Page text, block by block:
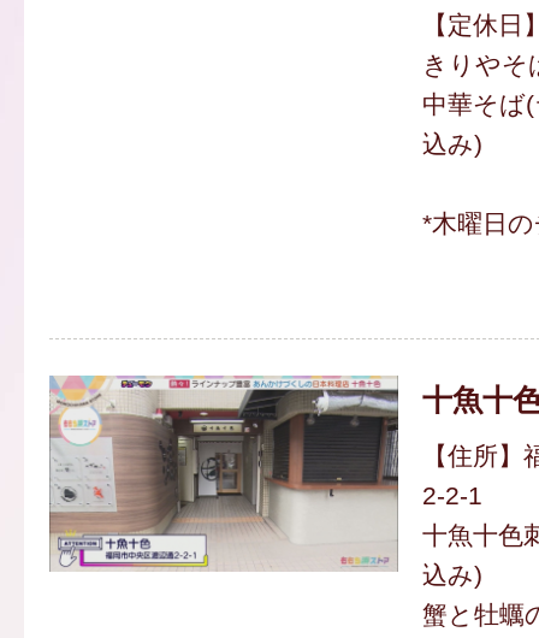
【定休日
きりやそ
中華そば
込み)
*木曜日
十魚十
【住所
2-2-1
十魚十色
込み)
蟹と牡蠣